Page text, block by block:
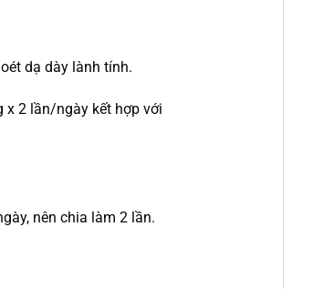
dạ dày lành tính.
x 2 lần/ngày kết hợp với
nên chia làm 2 lần.